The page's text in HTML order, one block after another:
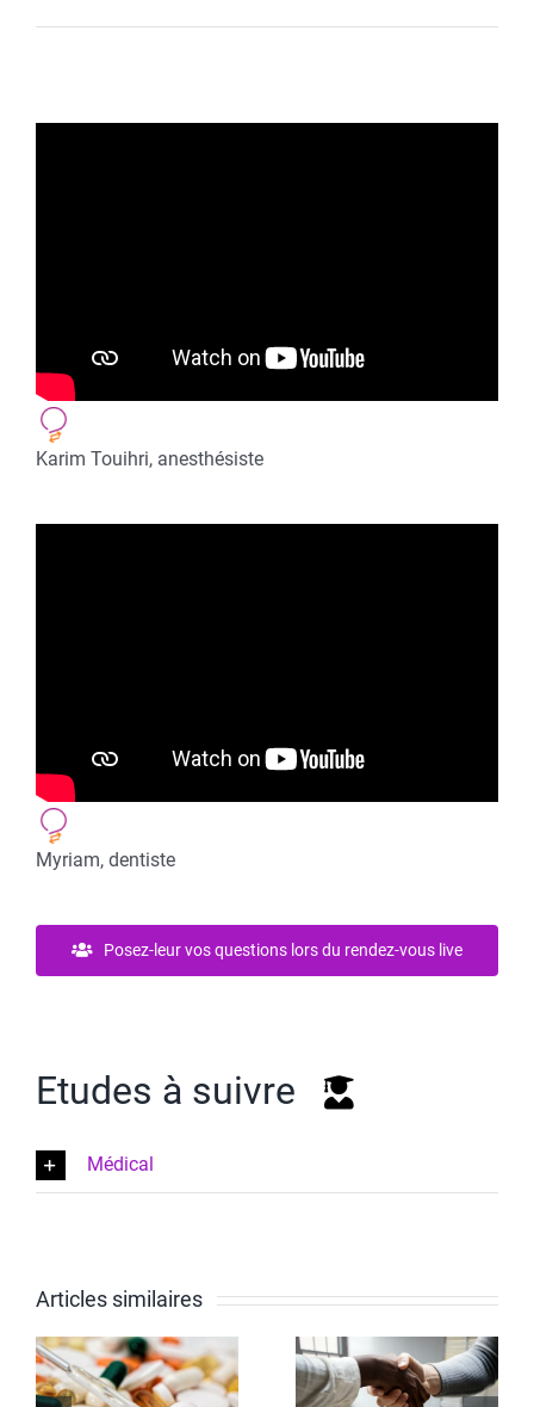
Karim Touihri, anesthésiste
Myriam, dentiste
Posez-leur vos questions lors du rendez-vous live
Etudes à suivre
Médical
Articles similaires
Sciences